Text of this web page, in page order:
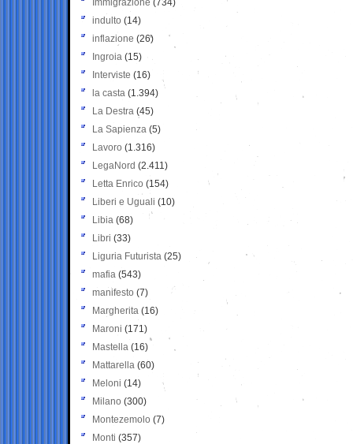
Immigrazione (734)
indulto (14)
inflazione (26)
Ingroia (15)
Interviste (16)
la casta (1.394)
La Destra (45)
La Sapienza (5)
Lavoro (1.316)
LegaNord (2.411)
Letta Enrico (154)
Liberi e Uguali (10)
Libia (68)
Libri (33)
Liguria Futurista (25)
mafia (543)
manifesto (7)
Margherita (16)
Maroni (171)
Mastella (16)
Mattarella (60)
Meloni (14)
Milano (300)
Montezemolo (7)
Monti (357)